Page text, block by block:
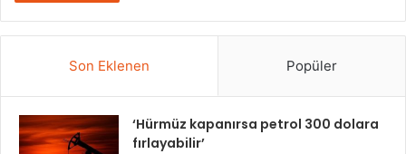
Son Eklenen Popüler
‘Hürmüz kapanırsa petrol 300 dolara
fırlayabilir’